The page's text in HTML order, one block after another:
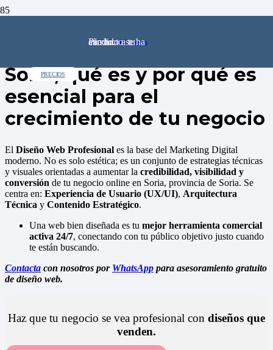
91 602 72 64
comercial@pinkstone.es
Producto
se ha añadido a tu carrito.
PRECIOS
en Soria, provincia de
Soria, qué es y por qué es
esencial para el
crecimiento de tu negocio
El Diseño Web Profesional es la base del Marketing Digital
moderno. No es solo estética; es un conjunto de estrategias técnicas
y visuales orientadas a aumentar la credibilidad, visibilidad y
conversión de tu negocio online en Soria, provincia de Soria. Se
centra en: Experiencia de Usuario (UX/UI), Arquitectura
Técnica y Contenido Estratégico.
Una web bien diseñada es tu mejor herramienta comercial
activa 24/7, conectando con tu público objetivo justo cuando
te están buscando.
Contacta con nosotros por WhatsApp para asesoramiento gratuito
de diseño web.
Haz que tu negocio se vea profesional con diseños que
venden.